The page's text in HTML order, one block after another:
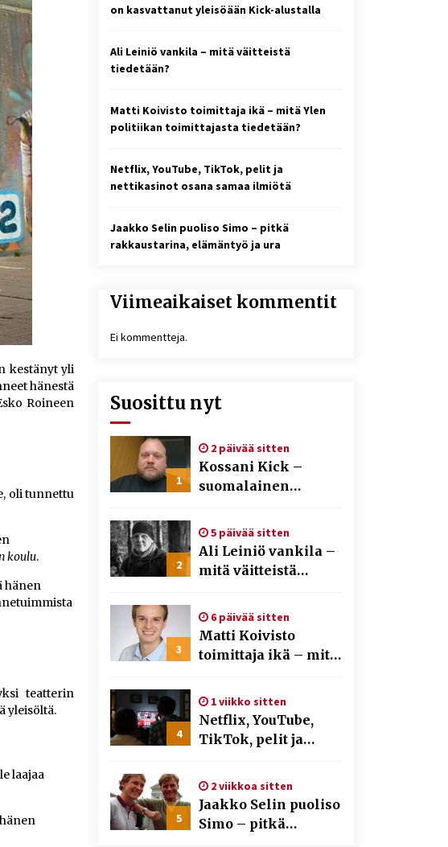
2 viikkoa sitten
mobiilipelialustojen kehitys –
10 euron talletuskasinot ja
pikamaksut: mitä suomalaisten
kestänyt yli
hänestä
Roineen
oli tunnettu
koulu.
hänen
teatterin
yleisöltä.
laajaa
on kasvattanut yleisöään Kick-alustalla
Ali Leiniö vankila – mitä väitteistä
tiedetään?
Matti Koivisto toimittaja ikä – mitä Ylen
politiikan toimittajasta tiedetään?
Netflix, YouTube, TikTok, pelit ja
nettikasinot osana samaa ilmiötä
Jaakko Selin puoliso Simo – pitkä
rakkaustarina, elämäntyö ja ura
Viimeaikaiset kommentit
Ei kommentteja.
Suosittu nyt
1
2 päivää sitten
Kossani Kick –
suomalainen
kasvattanut
yleisöään Kick-
alustalla
2
5 päivää sitten
Ali Leiniö vankila –
mitä väitteistä
3
6 päivää sitten
Matti Koivisto
toimittaja ikä – mitä
toimittajasta
tiedetään?
4
1 viikko sitten
Netflix, YouTube,
TikTok, pelit ja
samaa ilmiötä
5
2 viikkoa sitten
Jaakko Selin puoliso
Simo – pitkä